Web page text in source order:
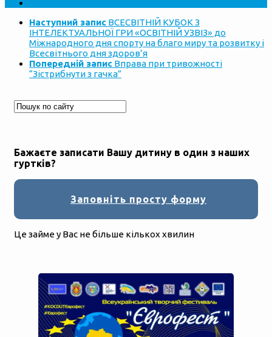
Наступний запис ВСЕСВІТНІЙ КУБОК З
ІНТЕЛЕКТУАЛЬНОЇ ГРИ «ОСВІТНІЙ УЗВІЗ» до
Міжнародного дня спорту на благо миру та розвитку і
Всесвітнього дня здоров’я
Попередній запис Вправа при тривожності
“Зістрибнути з гачка”
Бажаєте записати Вашу дитину в один з наших
гуртків?
Заповніть просту форму
Це займе у Вас не більше кількох хвилин